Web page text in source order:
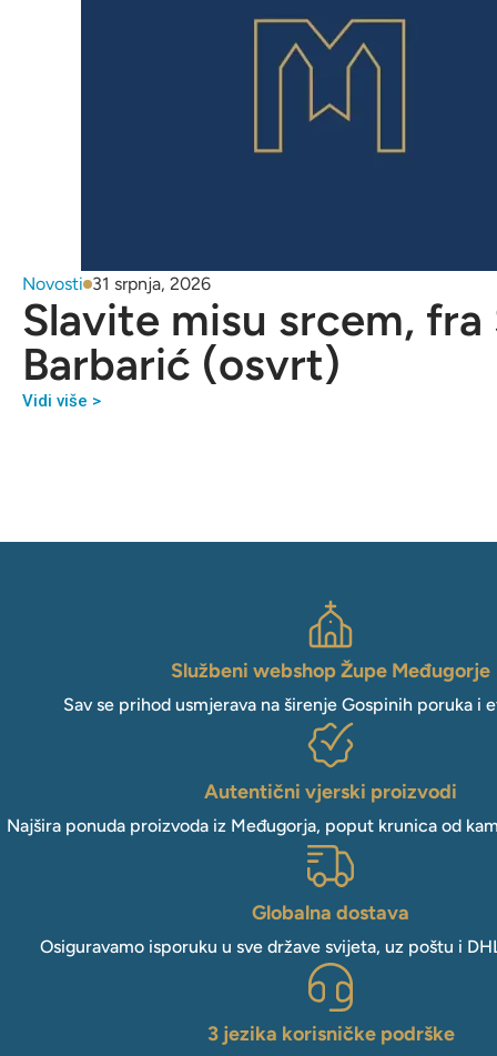
Novosti 31 srpnja, 2026
Slavite misu srcem, fra
Barbarić (osvrt)
Vidi više >
Službeni webshop Župe Međugorje
Sav se prihod usmjerava na širenje Gospinih poruka i
Autentični vjerski proizvodi
Najšira ponuda proizvoda iz Međugorja, poput krunica od
Globalna dostava
Osiguravamo isporuku u sve države svijeta, uz poštu i
3 jezika korisničke podrške